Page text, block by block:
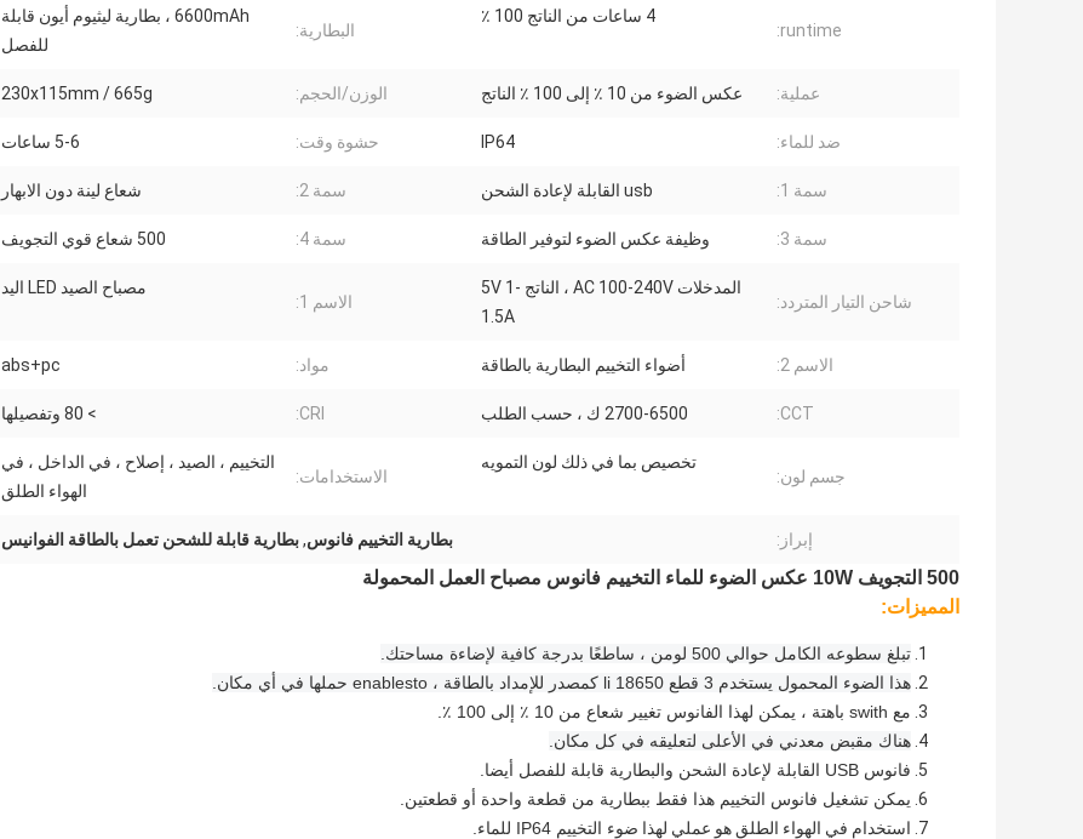
runtime:
4 ساعات من الناتج 100 ٪
البطارية:
6600mAh ، بطارية ليثيوم أيون قابلة
للفصل
عملية: عكس الضوء من 10 ٪ إلى 100 ٪ الناتج الوزن/الحجم: 230x115mm / 665g
ضد للماء: IP64 حشوة وقت: 5-6 ساعات
سمة 1: usb القابلة لإعادة الشحن سمة 2: شعاع لينة دون الابهار
سمة 3: وظيفة عكس الضوء لتوفير الطاقة سمة 4: 500 شعاع قوي التجويف
شاحن التيار المتردد:
المدخلات AC 100-240V ، الناتج 5V 1-
1.5A
الاسم 1:
مصباح الصيد LED اليد
الاسم 2: أضواء التخييم البطارية بالطاقة مواد: abs+pc
CCT: 2700-6500 ك ، حسب الطلب CRI: > 80 وتفصيلها
جسم لون:
تخصيص بما في ذلك لون التمويه
الاستخدامات:
التخييم ، الصيد ، إصلاح ، في الداخل ، في
الهواء الطلق
إبراز: بطارية التخييم فانوس,بطارية قابلة للشحن تعمل بالطاقة الفوانيس
500 التجويف 10W عكس الضوء للماء التخييم فانوس مصباح العمل المحمولة
المميزات:
تبلغ سطوعه الكامل حوالي 500 لومن ، ساطعًا بدرجة كافية لإضاءة مساحتك.
هذا الضوء المحمول يستخدم 3 قطع 18650 li كمصدر للإمداد بالطاقة ، enablesto حملها في أي مكان.
مع swith باهتة ، يمكن لهذا الفانوس تغيير شعاع من 10 ٪ إلى 100 ٪.
هناك مقبض معدني في الأعلى لتعليقه في كل مكان.
فانوس USB القابلة لإعادة الشحن والبطارية قابلة للفصل أيضا.
يمكن تشغيل فانوس التخييم هذا فقط ببطارية من قطعة واحدة أو قطعتين.
استخدام في الهواء الطلق هو عملي لهذا ضوء التخييم IP64 للماء.